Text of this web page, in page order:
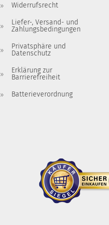
Widerrufsrecht
Liefer-, Versand- und
Zahlungsbedingungen
Privatsphäre und
Datenschutz
Erklärung zur
Barrierefreiheit
Batterieverordnung